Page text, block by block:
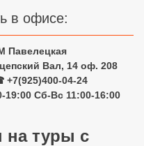
в офисе:
Павелецкая
Вал, 14 оф. 208
+7(925)400-04-24
Сб-Вс 11:00-16:00
на туры с